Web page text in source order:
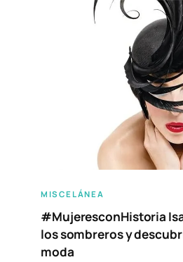
MISCELÁNEA
#MujeresconHistoria
los sombreros y
moda